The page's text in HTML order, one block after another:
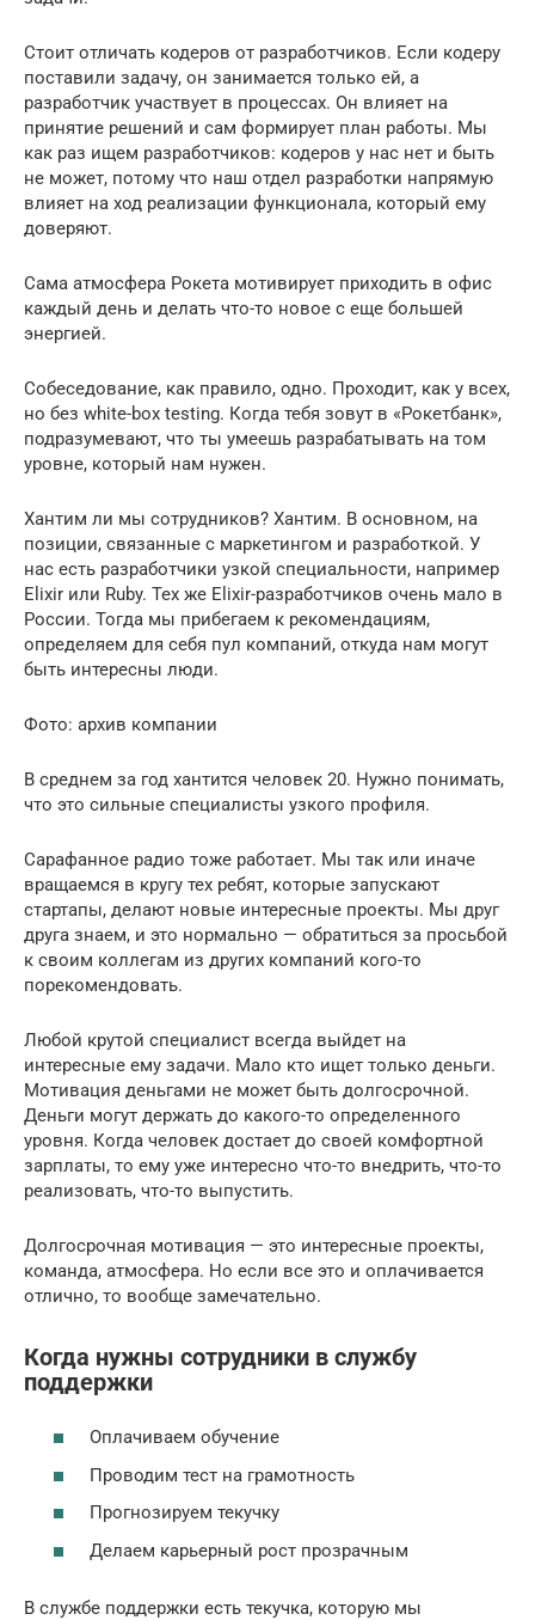
Стоит отличать кодеров от разработчиков. Если кодеру
поставили задачу, он занимается только ей, а
разработчик участвует в процессах. Он влияет на
принятие решений и сам формирует план работы. Мы
как раз ищем разработчиков: кодеров у нас нет и быть
не может, потому что наш отдел разработки напрямую
влияет на ход реализации функционала, который ему
доверяют.
Сама атмосфера Рокета мотивирует приходить в офис
каждый день и делать что-то новое с еще большей
энергией.
Собеседование, как правило, одно. Проходит, как у всех,
но без white-box testing. Когда тебя зовут в «Рокетбанк»,
подразумевают, что ты умеешь разрабатывать на том
уровне, который нам нужен.
Хантим ли мы сотрудников? Хантим. В основном, на
позиции, связанные с маркетингом и разработкой. У
нас есть разработчики узкой специальности, например
Elixir или Ruby. Тех же Elixir-разработчиков очень мало в
России. Тогда мы прибегаем к рекомендациям,
определяем для себя пул компаний, откуда нам могут
быть интересны люди.
Фото: архив компании
В среднем за год хантится человек 20. Нужно понимать,
что это сильные специалисты узкого профиля.
Сарафанное радио тоже работает. Мы так или иначе
вращаемся в кругу тех ребят, которые запускают
стартапы, делают новые интересные проекты. Мы друг
друга знаем, и это нормально — обратиться за просьбой
к своим коллегам из других компаний кого-то
порекомендовать.
Любой крутой специалист всегда выйдет на
интересные ему задачи. Мало кто ищет только деньги.
Мотивация деньгами не может быть долгосрочной.
Деньги могут держать до какого-то определенного
уровня. Когда человек достает до своей комфортной
зарплаты, то ему уже интересно что-то внедрить, что-то
реализовать, что-то выпустить.
Долгосрочная мотивация — это интересные проекты,
команда, атмосфера. Но если все это и оплачивается
отлично, то вообще замечательно.
Когда нужны сотрудники в службу
поддержки
Оплачиваем обучение
Проводим тест на грамотность
Прогнозируем текучку
Делаем карьерный рост прозрачным
В службе поддержки есть текучка, которую мы